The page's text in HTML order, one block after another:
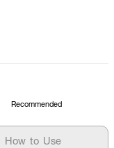
Recommended
How to Use